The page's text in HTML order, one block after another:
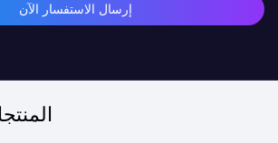
إرسال الاستفسار الآن